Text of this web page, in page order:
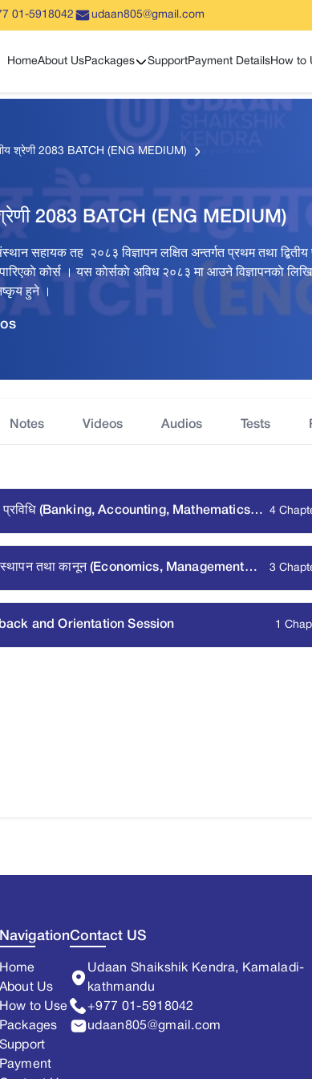
01-5918042 udaan805@gmail.com
HomeAbout UsPackages
Show sub menu
SupportPayment DetailsHow to
श्रेणी 2083 BATCH (ENG MEDIUM)
श्रेणी 2083 BATCH (ENG MEDIUM)
सहायक तह २०८३ विज्ञापन लक्षित अन्तर्गत प्रथम तथा द्बितीय
कोर्स । यस काेर्सकाे अविध २०८३ मा आउने विज्ञापनकाे
हुने ।
Notes Videos Audios Tests
प्रविधि (Banking, Accounting, Mathematics
4
तथा कानून (Economics, Management
3
and Orientation Session 1
Navigation
Home
About Us
How to Use
Packages
Support
Payment
Contact US
Udaan Shaikshik Kendra, Kamaladi-
kathmandu
+977 01-5918042
udaan805@gmail.com